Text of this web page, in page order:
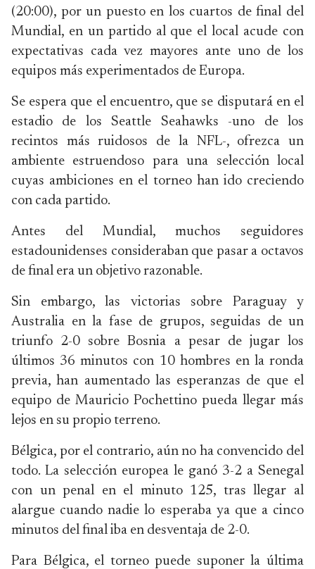
(20:00), por un puesto en los cuartos de final del
Mundial, en un partido al ‌que el local acude con
expectativas cada vez mayores ante uno de los
equipos más ‌experimentados de Europa.
Se espera que el encuentro, que se disputará en el
estadio de los Seattle Seahawks -uno de los
recintos más ruidosos de la NFL-, ofrezca un
ambiente estruendoso para una selección local
cuyas ambiciones en el torneo han ido creciendo
con cada partido.
Antes del Mundial, muchos seguidores
estadounidenses consideraban que pasar a octavos
de final era un objetivo razonable.
Sin embargo, las victorias sobre Paraguay y
Australia en la fase ‌de grupos, seguidas de un
triunfo 2-0 sobre Bosnia a pesar de jugar los
últimos 36 minutos con 10 hombres en la ronda
previa, han aumentado las esperanzas de que el
equipo de Mauricio Pochettino pueda llegar más
lejos en su propio terreno.
Bélgica, por el contrario, aún no ha convencido del
todo. La selección europea le ganó 3-2 a Senegal
con un penal en el minuto 125, tras llegar al
alargue cuando nadie lo esperaba ya que a cinco
minutos del final iba en ‌desventaja de 2-0.
Para Bélgica, el torneo puede suponer la última